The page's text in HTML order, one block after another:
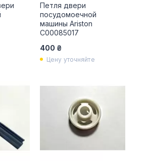
Петля двери
посудомоечной
машины Ariston
C00085017
400 ₴
Цену уточняйте